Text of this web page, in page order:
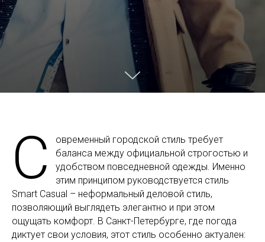
С
овременный городской стиль требует
баланса между официальной строгостью и
удобством повседневной одежды. Именно
этим принципом руководствуется стиль
Smart Casual – неформальный деловой стиль,
позволяющий выглядеть элегантно и при этом
ощущать комфорт. В Санкт-Петербурге, где погода
диктует свои условия, этот стиль особенно актуален: